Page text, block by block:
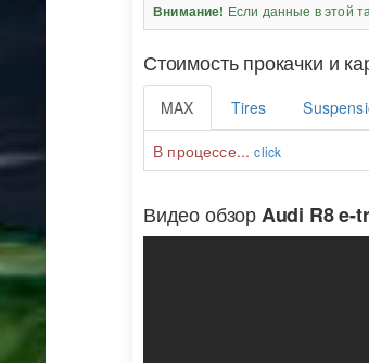
Внимание! Если данные в этой
Стоимость прокачки и
MAX Tires
В процессе...click
Видео обзорAudi R8 e-